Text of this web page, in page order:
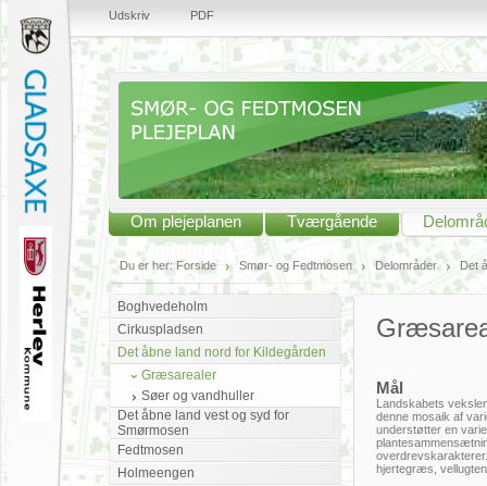
Udskriv PDF
Om plejeplanen Tværgående
Du er her:Forside Smør- og Fedtmosen Delområder Det
Boghvedeholm
Cirkuspladsen
Det åbne land nord for Kildegården
Græsarealer
Søer og vandhuller
Det åbne land vest og syd for
Smørmosen
Fedtmosen
Holmeengen
Mål
Landskabets
denne mosaik af
understøtter en
hjertegræs,